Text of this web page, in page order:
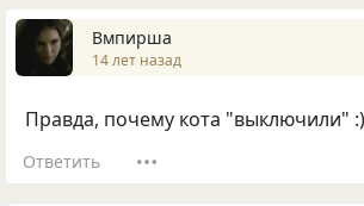
Вмпирша
14 лет назад
Правда, почему кота "выключили"
Ответить